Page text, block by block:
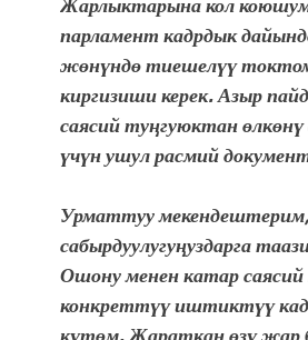
парламент кадрдык
жөнүндө тиешелүү
киргизиши керек.Азыр
саясий туңгуюктан
үчүн ушул расмий
Урматтуу мекендештерим,
сабырдуулугуңуздарга
Ошону менен катар
конкреттүү иштиктүү